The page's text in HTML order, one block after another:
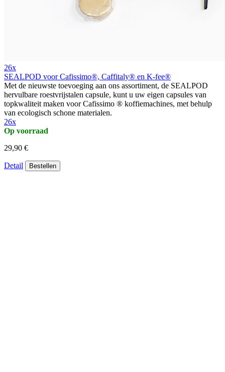
26x
SEALPOD voor Cafissimo®, Caffitaly® en K-fee®
Met de nieuwste toevoeging aan ons assortiment, de SEALPOD
hervulbare roestvrijstalen capsule, kunt u uw eigen capsules van
topkwaliteit maken voor Cafissimo ® koffiemachines, met behulp
van ecologisch schone materialen.
26x
Op voorraad
29,90 €
Detail Bestellen